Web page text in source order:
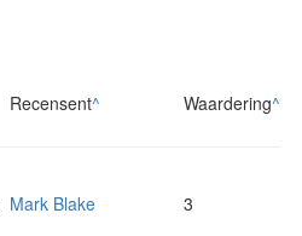
Recensent^ Waardering^
Mark Blake 3